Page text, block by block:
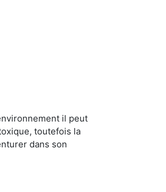
il peut
toutefois la
dans son